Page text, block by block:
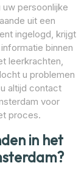
persoonlijke
uit een
ingelogd, krijgt
binnen
leerkrachten,
u problemen
altijd contact
voor
proces.
in het